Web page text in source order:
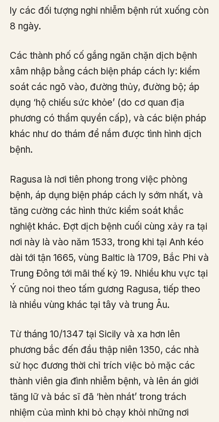
ly các đối tượng nghi nhiễm bệnh rút xuống còn
8 ngày.
Các thành phố cố gắng ngăn chặn dịch bệnh
xâm nhập bằng cách biện pháp cách ly: kiểm
soát các ngõ vào, đường thủy, đường bộ; áp
dụng ‘hộ chiếu sức khỏe’ (do cơ quan địa
phương có thẩm quyền cấp), và các biện pháp
khác như do thám để nắm được tình hình dịch
bệnh.
Ragusa là nơi tiên phong trong việc phòng
bệnh, áp dụng biện pháp cách ly sớm nhất, và
tăng cường các hình thức kiểm soát khắc
nghiệt khác. Đợt dịch bệnh cuối cùng xảy ra tại
nơi này là vào năm 1533, trong khi tại Anh kéo
dài tới tận 1665, vùng Baltic là 1709, Bắc Phi và
Trung Đông tới mãi thế kỷ 19. Nhiều khu vực tại
Ý cũng noi theo tấm gương Ragusa, tiếp theo
là nhiều vùng khác tại tây và trung Âu.
Từ tháng 10/1347 tại Sicily và xa hơn lên
phương bắc đến đầu thập niên 1350, các nhà
sử học đương thời chỉ trích việc bỏ mặc các
thành viên gia đình nhiễm bệnh, và lên án giới
tăng lữ và bác sĩ đã ‘hèn nhát’ trong trách
nhiệm của mình khi bỏ chạy khỏi những nơi